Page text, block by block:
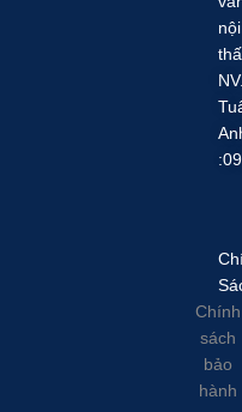
nội
Chính
sách
bảo
hành